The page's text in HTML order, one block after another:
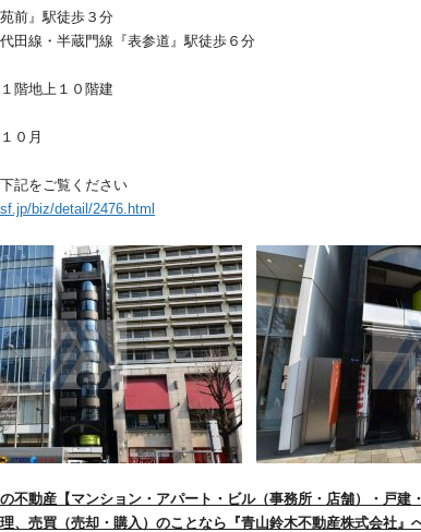
前』駅徒歩３分
田線・半蔵門線『表参道』駅徒歩６分
階地上１０階建
０月
記をご覧ください
biz/detail/2476.html
の不動産【マンション・アパート・ビル（事務所・店舗）・戸建
、売買（売却・購入）のことなら『青山鈴木不動産株式会社』